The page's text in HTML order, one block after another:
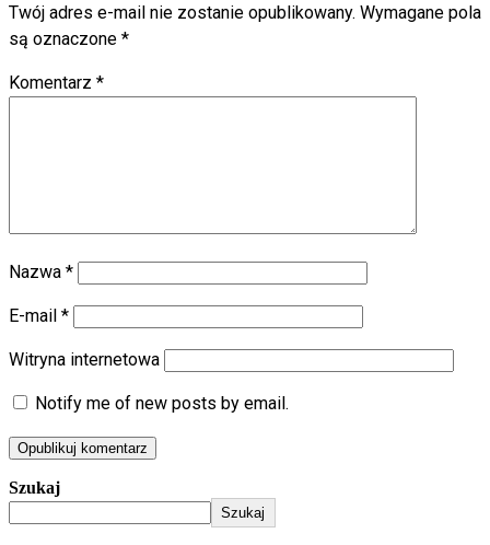
Twój adres e-mail nie zostanie opublikowany. Wymagane pola
są oznaczone *
Komentarz *
Nazwa *
E-mail *
Witryna internetowa
Notify me of new posts by email.
Szukaj
Szukaj